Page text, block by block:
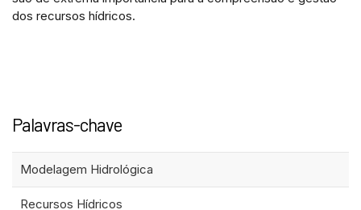
dos recursos hídricos.
Palavras-chave
Modelagem Hidrológica
Recursos Hídricos